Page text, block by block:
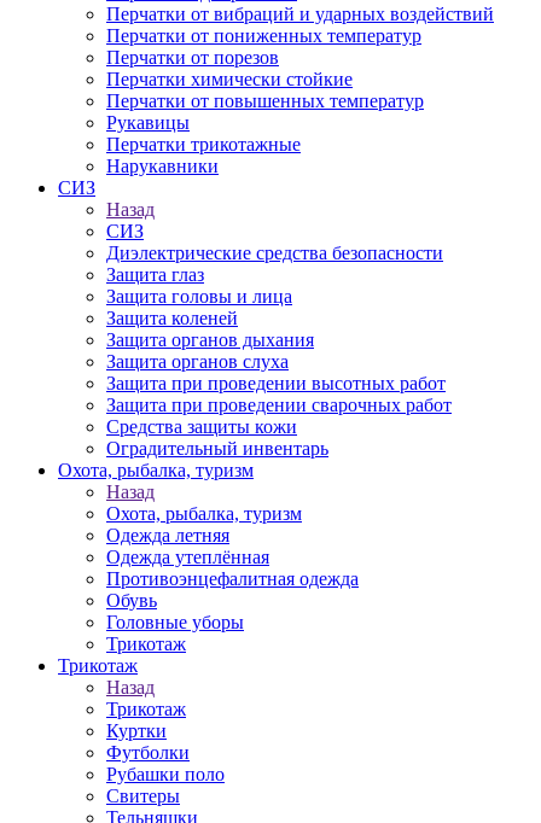
Перчатки от вибраций и ударных воздействий
Перчатки от пониженных температур
Перчатки от порезов
Перчатки химически стойкие
Перчатки от повышенных температур
Рукавицы
Перчатки трикотажные
Нарукавники
СИЗ
Назад
СИЗ
Диэлектрические средства безопасности
Защита глаз
Защита головы и лица
Защита коленей
Защита органов дыхания
Защита органов слуха
Защита при проведении высотных работ
Защита при проведении сварочных работ
Средства защиты кожи
Оградительный инвентарь
Охота, рыбалка, туризм
Назад
Охота, рыбалка, туризм
Одежда летняя
Одежда утеплённая
Противоэнцефалитная одежда
Обувь
Головные уборы
Трикотаж
Трикотаж
Назад
Трикотаж
Куртки
Футболки
Рубашки поло
Свитеры
Тельняшки